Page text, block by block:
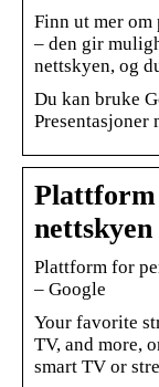
Finn ut mer
– den gir
nettskyen, og
Du kan bruke
Presentasjoner
Plattform for
– Google
Your favorite
TV, and more,
smart TV or